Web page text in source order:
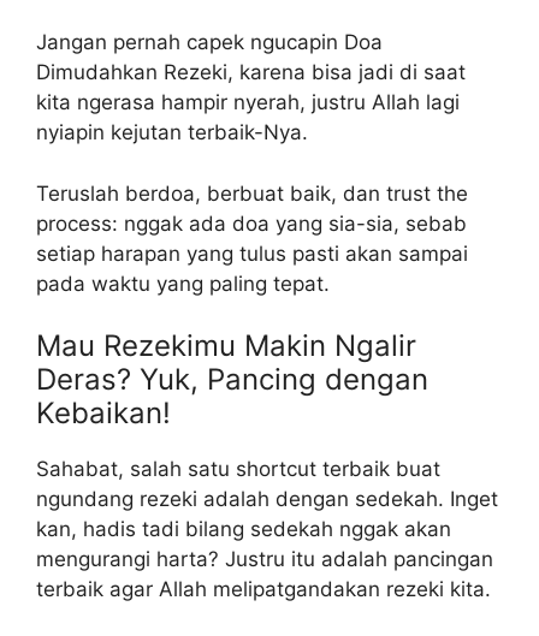
Jangan pernah capek ngucapin Doa
Dimudahkan Rezeki, karena bisa jadi di saat
kita ngerasa hampir nyerah, justru Allah lagi
nyiapin kejutan terbaik-Nya.
Teruslah berdoa, berbuat baik, dan trust the
process: nggak ada doa yang sia-sia, sebab
setiap harapan yang tulus pasti akan sampai
pada waktu yang paling tepat.
Mau Rezekimu Makin Ngalir
Deras? Yuk, Pancing dengan
Kebaikan!
Sahabat, salah satu shortcut terbaik buat
ngundang rezeki adalah dengan sedekah. Inget
kan, hadis tadi bilang sedekah nggak akan
mengurangi harta? Justru itu adalah pancingan
terbaik agar Allah melipatgandakan rezeki kita.